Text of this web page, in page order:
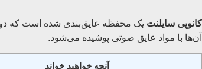
کانوپی سایلنت یک محفظه عایق‌بندی شده است که
آن‌ها با مواد عایق صوتی پوشیده می‌شود.
آنچه خواهید خواند